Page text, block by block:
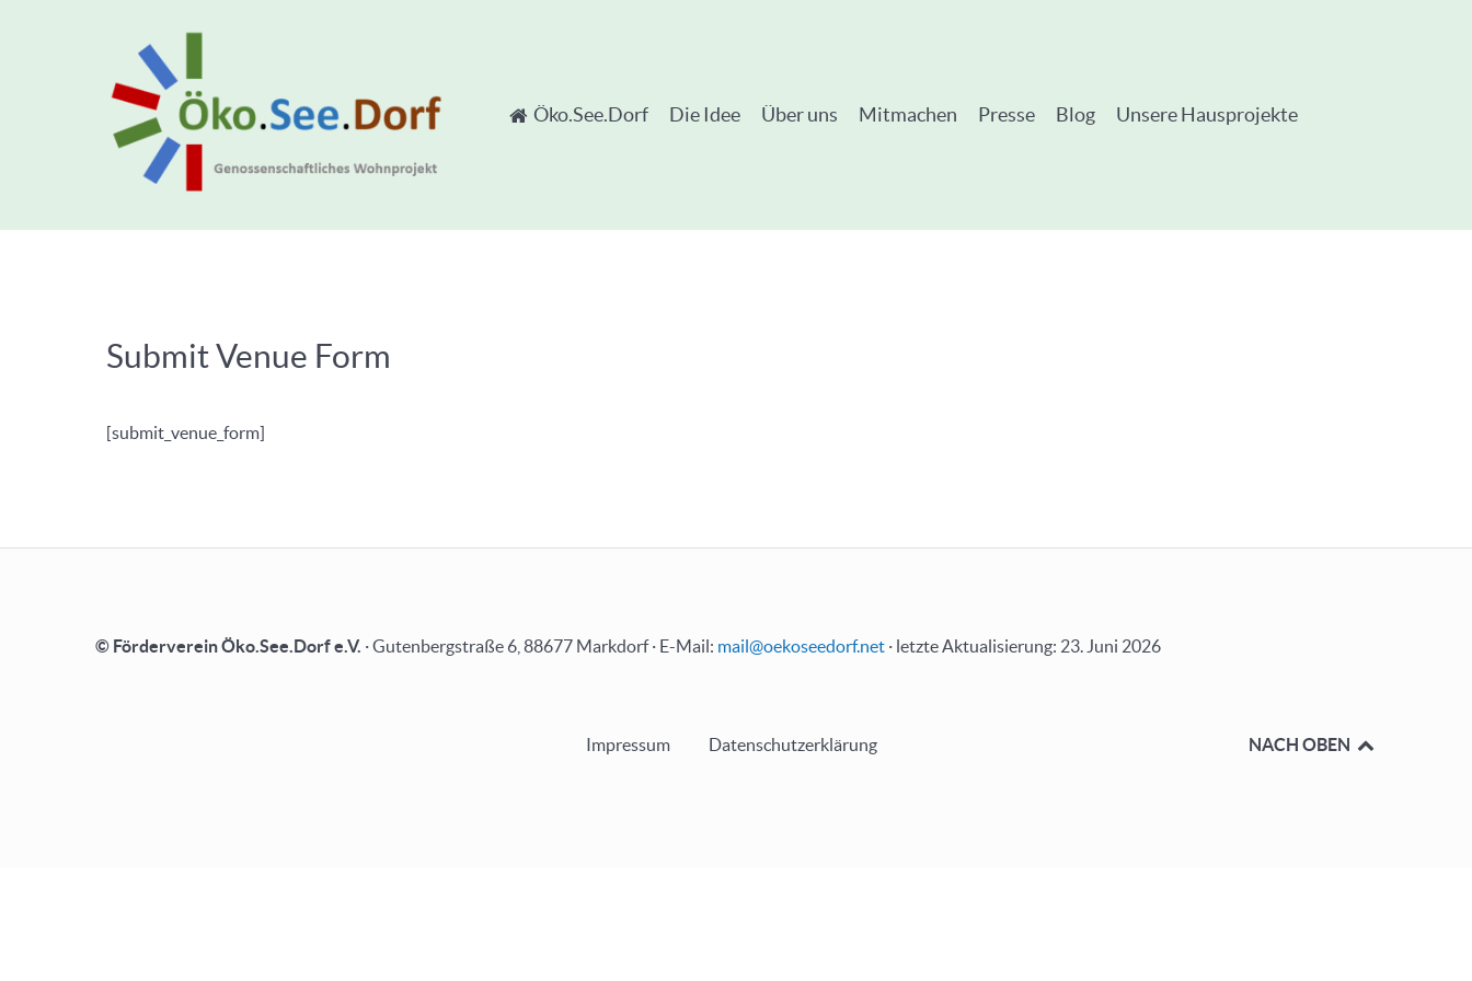
Öko.See.Dorf Die Idee Über uns Mitmachen Presse Blog Unsere Hausprojekte
Submit Venue Form
[submit_venue_form]
© Förderverein Öko.See.Dorf e.V. · Gutenbergstraße 6, 88677 Markdorf · E-Mail: mail@oekoseedorf.net · letzte Aktualisierung: 23. Juni 2026
Impressum Datenschutzerklärung NACH OBEN